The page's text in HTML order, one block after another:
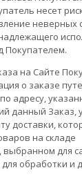
несет
Покупателем.
на Сайте
о заказе
адресу,
данный Заказ,
доставки,
на складе
выбранном для
обработки и